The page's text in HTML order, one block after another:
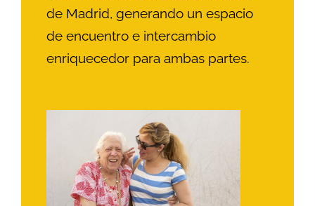
de Madrid, generando un espacio
de encuentro e intercambio
enriquecedor para ambas partes.